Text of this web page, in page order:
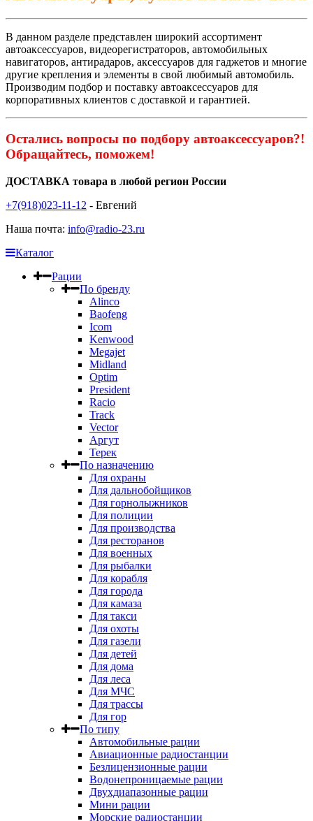
В данном разделе представлен широкий ассортимент
автоаксессуаров, видеорегистраторов, автомобильных
навигаторов, антирадаров, аксессуаров для гаджетов и многие
другие крепления и элементы в свой любимый автомобиль.
Производим подбор и поставку автоаксессуаров для
корпоративных клиентов с доставкой и гарантией.
Остались вопросы по подбору автоаксессуаров?!
Обращайтесь, поможем!
ДОСТАВКА товара в любой регион России
+7(918)023-11-12 - Евгений
Наша почта: info@radio-23.ru
Каталог
Рации
По бренду
Alinco
Baofeng
Icom
Kenwood
Megajet
Midland
Optim
President
Racio
Track
Vector
Аргут
Терек
По назначению
Для охраны
Для дальнобойщиков
Для горнолыжников
Для полиции
Для производства
Для ресторанов
Для военных
Для рыбалки
Для корабля
Для города
Для камаза
Для такси
Для охоты
Для газели
Для детей
Для дома
Для леса
Для МЧС
Для трассы
Для гор
По типу
Автомобильные рации
Авиационные радиостанции
Безлицензионные рации
Водонепроницаемые рации
Двухдиапазонные рации
Мини рации
Морские радиостанции